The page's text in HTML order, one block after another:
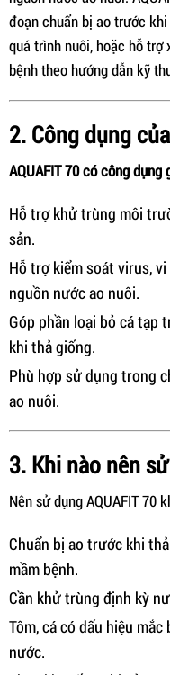
đoạn chuẩn bị ao trước
quá trình nuôi, hoặc hỗ
bệnh theo hướng dẫn kỹ
2. Công dụng
AQUAFIT 70 có công dụng
Hỗ trợ khử trùng môi
sản.
Hỗ trợ kiểm soát virus,
nguồn nước ao nuôi.
Góp phần loại bỏ cá tạp
khi thả giống.
Phù hợp sử dụng trong
ao nuôi.
3. Khi nào nên
Nên sử dụng AQUAFIT 70
Chuẩn bị ao trước khi
mầm bệnh.
Cần khử trùng định kỳ
Tôm, cá có dấu hiệu
nước.